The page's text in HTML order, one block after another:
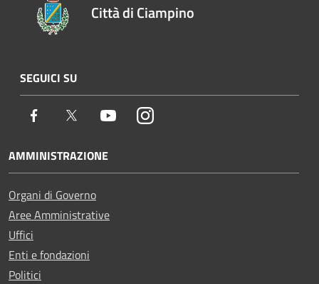
Città di Ciampino
SEGUICI SU
Facebook Twitter YoutubeInstagram
AMMINISTRAZIONE
Organi di Governo
Aree Amministrative
Uffici
Enti e fondazioni
Politici